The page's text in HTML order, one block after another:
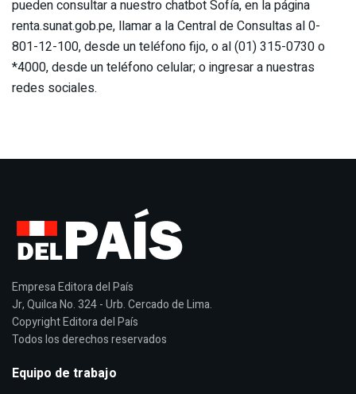
pueden consultar a nuestro chatbot Sofía, en la página
renta.sunat.gob.pe, llamar a la Central de Consultas al 0-
801-12-100, desde un teléfono fijo, o al (01) 315-0730 o
*4000, desde un teléfono celular; o ingresar a nuestras
redes sociales.
Empresa Editora del País
Jr, Quilca No. 324 - Urb. Cercado de Lima.
Copyright Editora del País
Todos los derechos reservados
Equipo de trabajo